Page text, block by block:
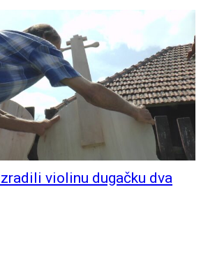
violinu dugačku dva